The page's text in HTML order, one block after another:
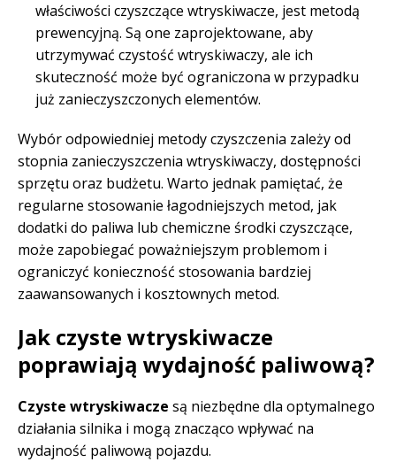
właściwości czyszczące wtryskiwacze, jest metodą
prewencyjną. Są one zaprojektowane, aby
utrzymywać czystość wtryskiwaczy, ale ich
skuteczność może być ograniczona w przypadku
już zanieczyszczonych elementów.
Wybór odpowiedniej metody czyszczenia zależy od
stopnia zanieczyszczenia wtryskiwaczy, dostępności
sprzętu oraz budżetu. Warto jednak pamiętać, że
regularne stosowanie łagodniejszych metod, jak
dodatki do paliwa lub chemiczne środki czyszczące,
może zapobiegać poważniejszym problemom i
ograniczyć konieczność stosowania bardziej
zaawansowanych i kosztownych metod.
Jak czyste wtryskiwacze
poprawiają wydajność paliwową?
Czyste wtryskiwacze są niezbędne dla optymalnego
działania silnika i mogą znacząco wpływać na
wydajność paliwową pojazdu.